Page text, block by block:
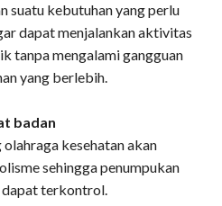
suatu kebutuhan yang perlu
dapat menjalankan aktivitas
tanpa mengalami gangguan
yang berlebih.
badan
kesehatan akan
sehingga penumpukan
dapat terkontrol.